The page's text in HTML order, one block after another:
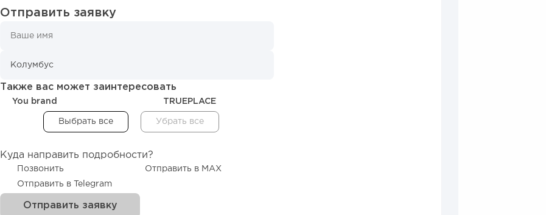
Отправить заявку
Также вас может заинтересовать
You brand TRUEPLACE
Куда направить подробности?
Позвонить Отправить в MAX
Отправить в Telegram